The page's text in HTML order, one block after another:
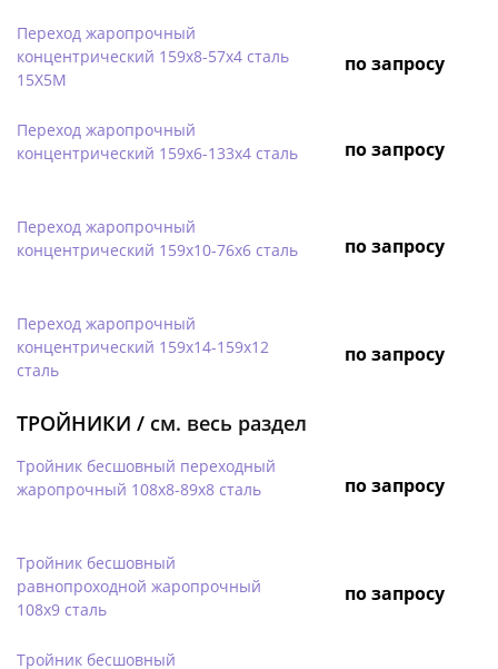
Переход жаропрочный
концентрический 159х8-57х4 сталь
15Х5М
по запросу
Переход жаропрочный
концентрический 159х6-133х4 сталь
по запросу
Переход жаропрочный
концентрический 159х10-76х6 сталь
по запросу
Переход жаропрочный
концентрический 159х14-159х12
сталь
по запросу
ТРОЙНИКИ / см. весь раздел
Тройник бесшовный переходный
жаропрочный 108х8-89х8 сталь
по запросу
Тройник бесшовный
равнопроходной жаропрочный
108х9 сталь
по запросу
Тройник бесшовный